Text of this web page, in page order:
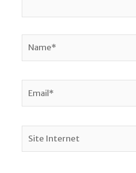
Internet